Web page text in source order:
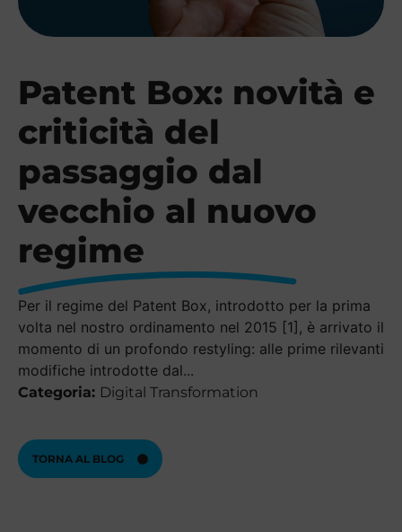
Patent Box: novità e
criticità del
passaggio dal
vecchio al nuovo
regime
Per il regime del Patent Box, introdotto per la prima
volta nel nostro ordinamento nel 2015 [1], è arrivato il
momento di un profondo restyling: alle prime rilevanti
modifiche introdotte dal...
Categoria: Digital Transformation
TORNA AL BLOG